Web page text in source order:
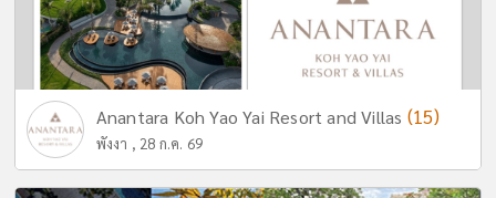
Anantara Koh Yao Yai Resort and Villas (15)
พังงา , 28 ก.ค. 69